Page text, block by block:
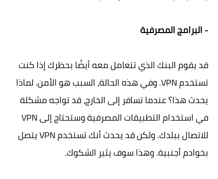
- البرامج المصرفية
قد يقوم البنك الذي تتعامل معه أيضًا بحظرك إذا كنت
تستخدم VPN. وفي هذه الحالة، السبب هو الأمن. لماذا
يحدث هذا؟ عندما تسافر إلى الخارج، قد تواجه مشكلة
في استخدام التطبيقات المصرفية وستحتاج إلى VPN
للاتصال ببلدك. ولكن قد يحدث أنك تستخدم VPN يتصل
بخوادم أجنبية. وهذا سوف يثير الشكوك.